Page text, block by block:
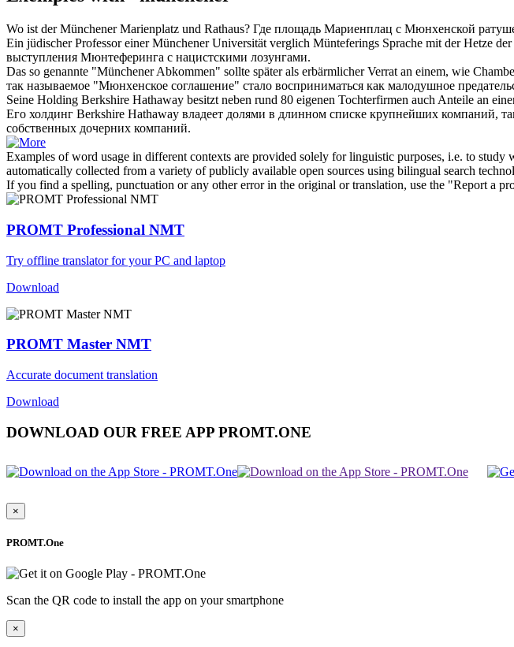
Wo ist derMünchenerMarienplatz und Rathaus? Где площадь Мариенплац с Мюнхенской
Ein jüdischer Professor einerMünchenerUniversität verglich Münteferings Sprache mit der Hetze
выступления Мюнтеферинга с нацистскими лозунгами.
Das so genannte "MünchenerAbkommen" sollte später als erbärmlicher Verrat an einem, wie
так называемое "Мюнхенское соглашение" стало восприниматься как малодушное
Seine Holding Berkshire Hathaway besitzt neben rund 80 eigenen Tochterfirmen auch Anteile an
Его холдинг Berkshire Hathaway владеет долями в длинном списке крупнейших компаний,
собственных дочерних компаний.
Examples of word usage in different contexts are provided solely for linguistic purposes, i.e. to study
automatically collected from a variety of publicly available open sources using bilingual search
If you find a spelling, punctuation or any other error in the original or translation, use the "Report a
PROMT Professional NMT
Try offline translator for your PC and laptop
Download
PROMT Master NMT
Accurate document translation
Download
DOWNLOAD OUR FREE APP PROMT.ONE
×
PROMT.One
Scan the QR code to install the app on your smartphone
×